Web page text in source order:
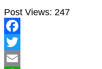
Post Views: 247
Facebook
Twitter